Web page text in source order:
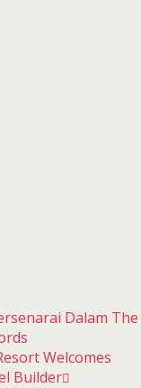
Dalam The
Welcomes
Builder